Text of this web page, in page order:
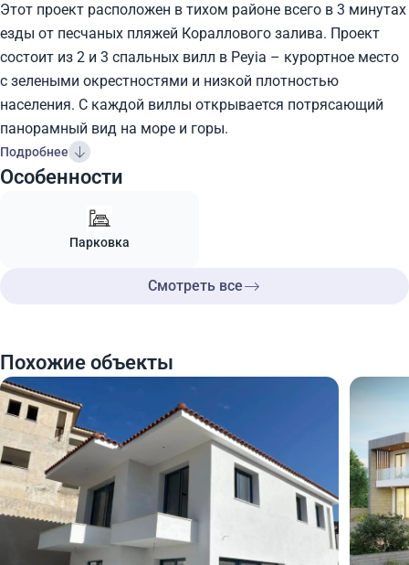
Этот проект расположен в тихом районе всего в 3 минутах
езды от песчаных пляжей Кораллового залива. Проект
состоит из 2 и 3 спальных вилл в Peyia – курортное место
с зелеными окрестностями и низкой плотностью
населения. С каждой виллы открывается потрясающий
панорамный вид на море и горы.
Подробнее
Особенности
Парковка
Смотреть все
Похожие объекты